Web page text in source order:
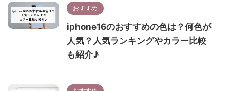
おすすめ
iphone16のおすすめの色は？何色が
人気？人気ランキングやカラー比較
も紹介♪